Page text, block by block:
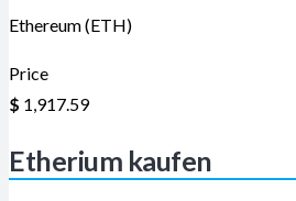
Ethereum (ETH)
Price
$ 1,917.59
Etherium kaufen